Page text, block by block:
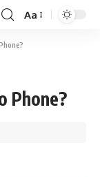
Aa
Phone?